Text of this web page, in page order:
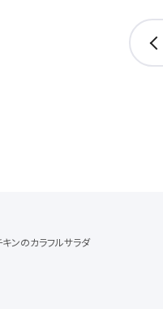
ンのカラフルサラダ